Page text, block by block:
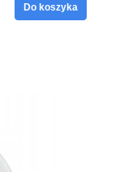
Do koszyka